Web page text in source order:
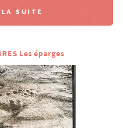
SUITE
Les éparges